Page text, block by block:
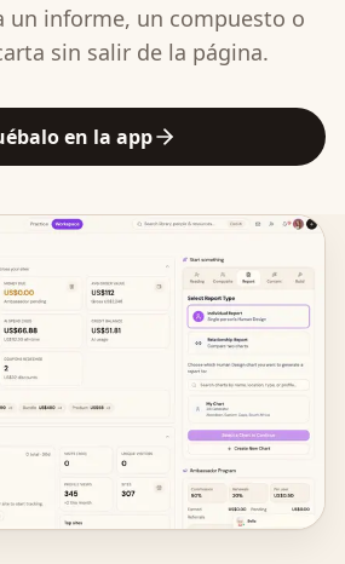
un informe, un compuesto o
sin salir de la página.
en la app